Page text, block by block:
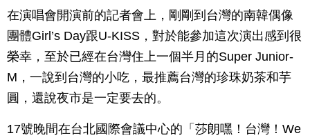
在演唱會開演前的記者會上，剛剛到台灣的南韓偶像
團體Girl’s Day跟U-KISS，對於能參加這次演出感到很
榮幸，至於已經在台灣住上一個半月的Super Junior-
M，一說到台灣的小吃，最推薦台灣的珍珠奶茶和芋
圓，還說夜市是一定要去的。
17號晚間在台北國際會議中心的「莎朗嘿！台灣！We